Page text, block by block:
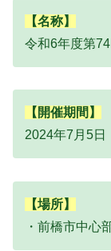
【名称】
令和6年度第
【開催期間】
2024年7月5日
【場所】
・前橋市中心